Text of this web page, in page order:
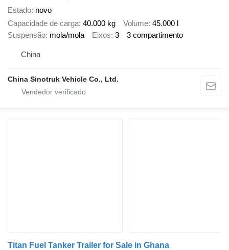
Estado novo
Capacidade de carga 40.000 kg Volume 45.000 l
Suspensão mola/mola Eixos 3 3 compartimento
China
China Sinotruk Vehicle Co., Ltd.
Titan Fuel Tanker Trailer for Sale in Ghana